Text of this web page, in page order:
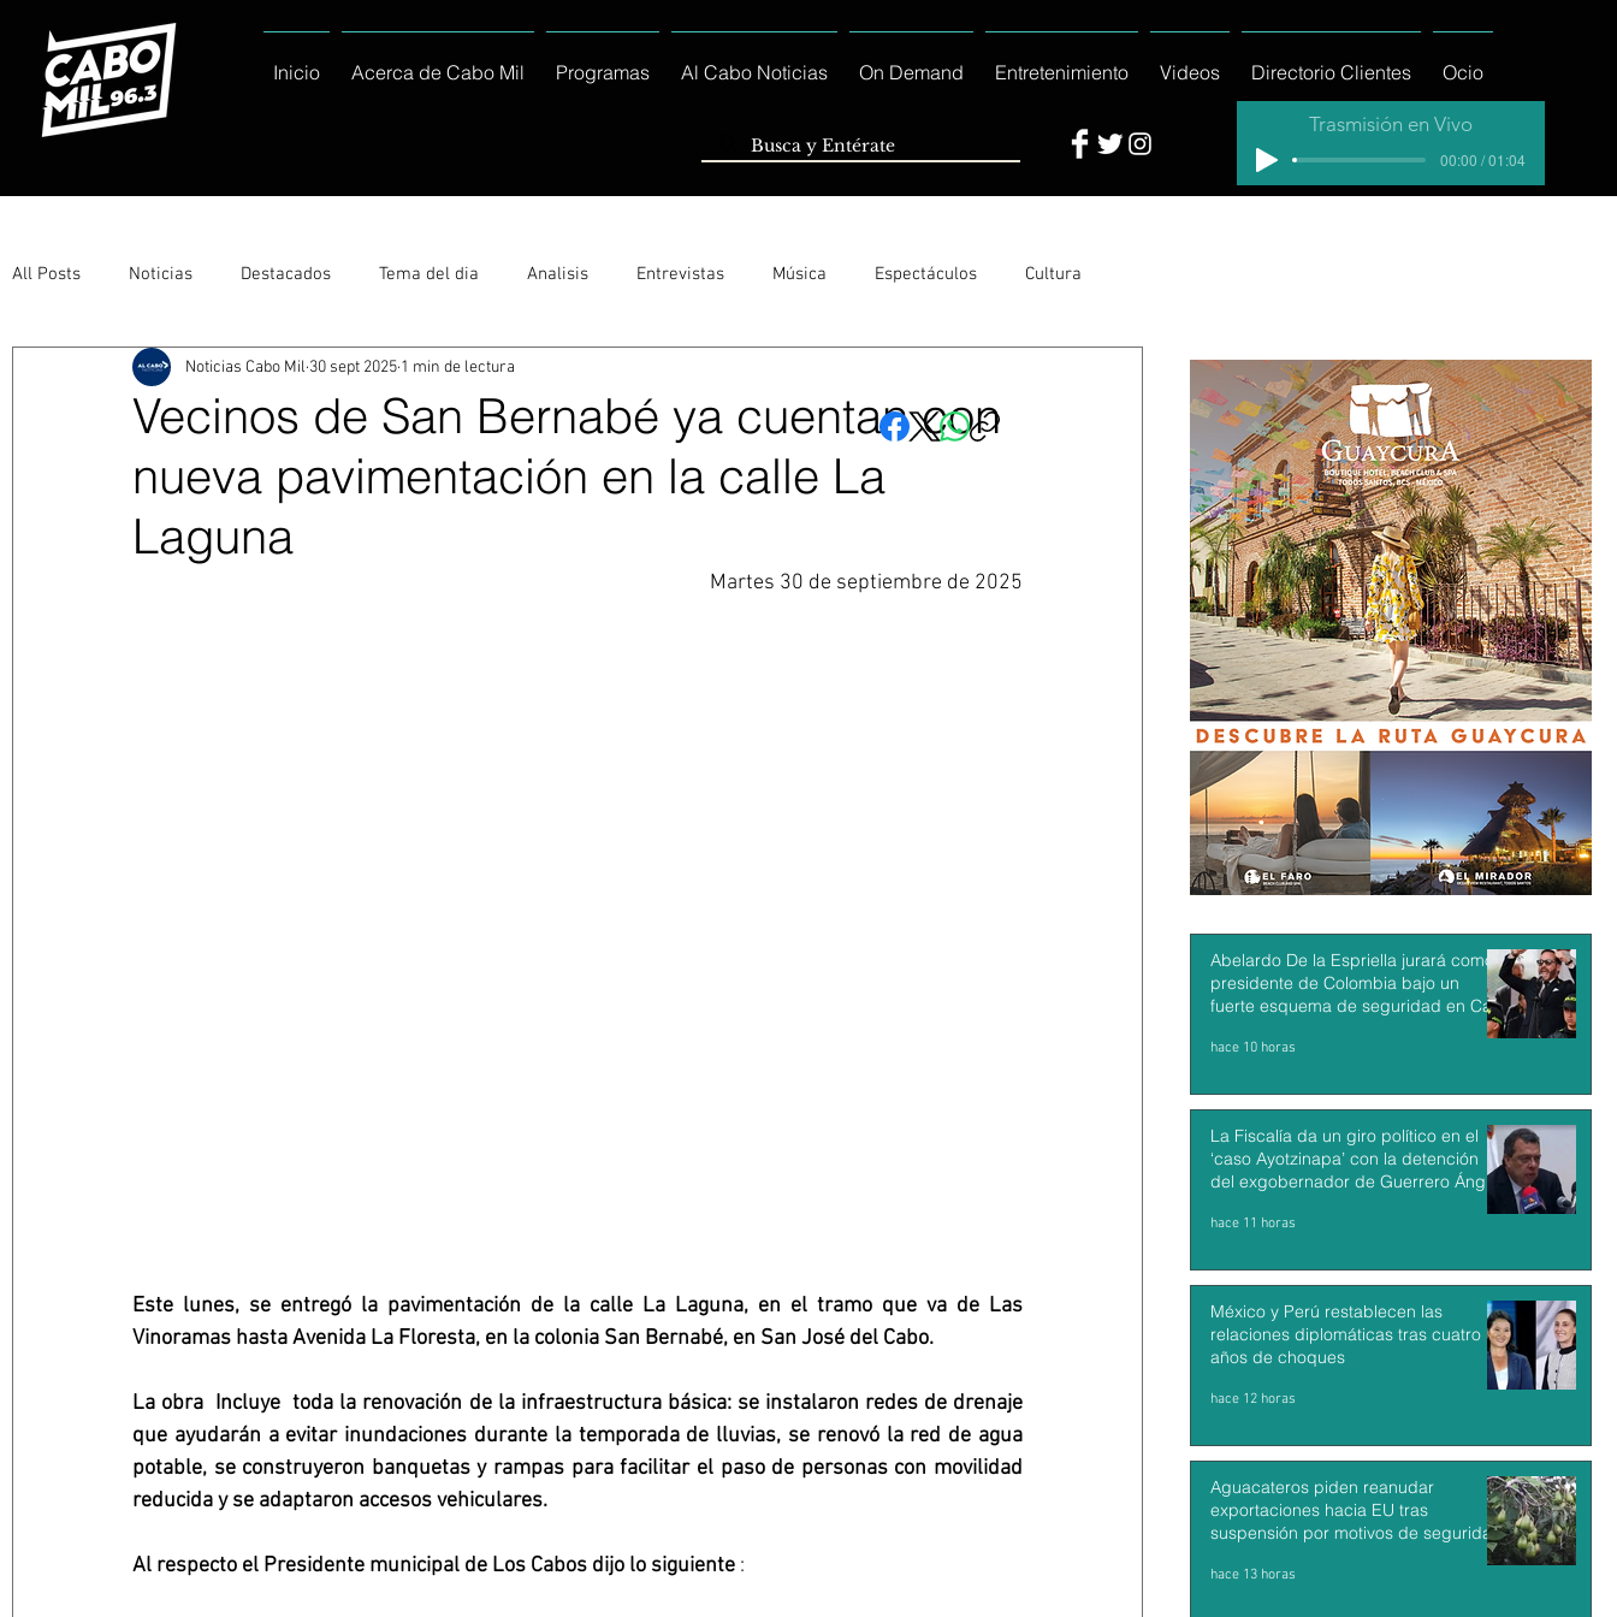
Inicio Acerca de Cabo Mil Programas Al Cabo Noticias On Demand Entretenimiento Videos Directorio Clientes Ocio
Trasmisión en Vivo
00:00 / 01:04
All Posts Noticias Destacados Tema del dia Analisis Entrevistas Música Espectáculos Cultura
Entérate Deportes La buena del día
Ayuntamiento de Los Cabos Informa Nacionales e Internacionales Columnas Locales Los Cabos
Vecinos de San Bernabé ya cuentan con
nueva pavimentación en la calle La
Laguna
Noticias Cabo Mil 30 sept 2025 1 min de lectura
Martes 30 de septiembre de 2025
Este lunes, se entregó la pavimentación de la calle La Laguna, en el tramo que va de Las
Vinoramas hasta Avenida La Floresta, en la colonia San Bernabé, en San José del Cabo.
La obra  Incluye  toda la renovación de la infraestructura básica: se instalaron redes de drenaje
que ayudarán a evitar inundaciones durante la temporada de lluvias, se renovó la red de agua
potable, se construyeron banquetas y rampas para facilitar el paso de personas con movilidad
reducida y se adaptaron accesos vehiculares.
Al respecto el Presidente municipal de Los Cabos dijo lo siguiente :
Abelardo De la Espriella jurará como
presidente de Colombia bajo un
fuerte esquema de seguridad en Cali
hace 10 horas
La Fiscalía da un giro político en el
‘caso Ayotzinapa’ con la detención
del exgobernador de Guerrero Ángel
hace 11 horas
México y Perú restablecen las
relaciones diplomáticas tras cuatro
años de choques
hace 12 horas
Aguacateros piden reanudar
exportaciones hacia EU tras
suspensión por motivos de seguridad
hace 13 horas